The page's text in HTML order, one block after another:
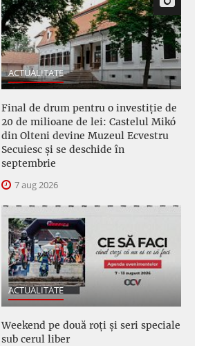
ACTUALITATE
Final de drum pentru o investiție de
20 de milioane de lei: Castelul Mikó
din Olteni devine Muzeul Ecvestru
Secuiesc și se deschide în
septembrie
7 aug 2026
ACTUALITATE
Weekend pe două roți și seri speciale
sub cerul liber